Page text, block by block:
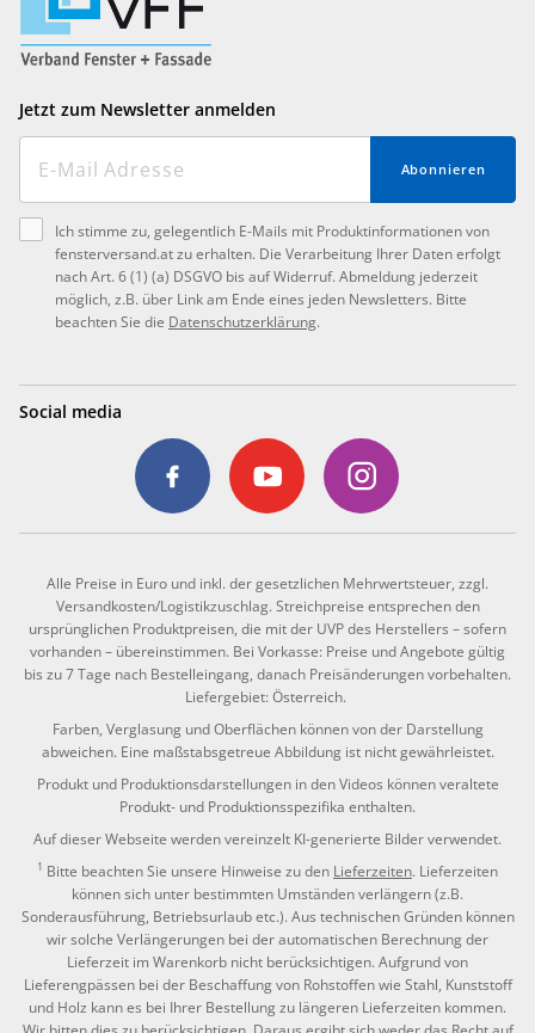
Jetzt zum Newsletter anmelden
Abonnieren
Ich stimme zu, gelegentlich E-Mails mit Produktinformationen von
fensterversand.at zu erhalten. Die Verarbeitung Ihrer Daten erfolgt
nach Art. 6 (1) (a) DSGVO bis auf Widerruf. Abmeldung jederzeit
möglich, z.B. über Link am Ende eines jeden Newsletters. Bitte
beachten Sie die Datenschutzerklärung.
Social media
Alle Preise in Euro und inkl. der gesetzlichen Mehrwertsteuer, zzgl.
Versandkosten/Logistikzuschlag. Streichpreise entsprechen den
ursprünglichen Produktpreisen, die mit der UVP des Herstellers – sofern
vorhanden – übereinstimmen. Bei Vorkasse: Preise und Angebote gültig
bis zu 7 Tage nach Bestelleingang, danach Preisänderungen vorbehalten.
Liefergebiet: Österreich.
Farben, Verglasung und Oberflächen können von der Darstellung
abweichen. Eine maßstabsgetreue Abbildung ist nicht gewährleistet.
Produkt und Produktionsdarstellungen in den Videos können veraltete
Produkt- und Produktionsspezifika enthalten.
Auf dieser Webseite werden vereinzelt KI-generierte Bilder verwendet.
1 Bitte beachten Sie unsere Hinweise zu den Lieferzeiten. Lieferzeiten
können sich unter bestimmten Umständen verlängern (z.B.
Sonderausführung, Betriebsurlaub etc.). Aus technischen Gründen können
wir solche Verlängerungen bei der automatischen Berechnung der
Lieferzeit im Warenkorb nicht berücksichtigen. Aufgrund von
Lieferengpässen bei der Beschaffung von Rohstoffen wie Stahl, Kunststoff
und Holz kann es bei Ihrer Bestellung zu längeren Lieferzeiten kommen.